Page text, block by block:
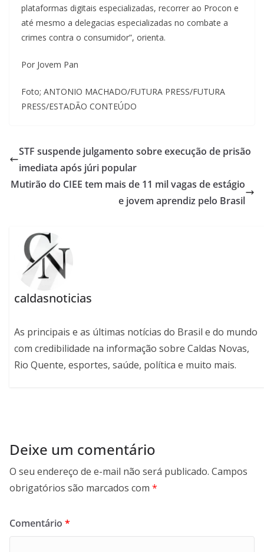
plataformas digitais especializadas, recorrer ao Procon e
até mesmo a delegacias especializadas no combate a
crimes contra o consumidor”, orienta.
Por Jovem Pan
Foto; ANTONIO MACHADO/FUTURA PRESS/FUTURA
PRESS/ESTADÃO CONTEÚDO
STF suspende julgamento sobre execução de prisão
imediata após júri popular
Mutirão do CIEE tem mais de 11 mil vagas de estágio
e jovem aprendiz pelo Brasil
caldasnoticias
As principais e as últimas notícias do Brasil e do mundo
com credibilidade na informação sobre Caldas Novas,
Rio Quente, esportes, saúde, política e muito mais.
Deixe um comentário
O seu endereço de e-mail não será publicado. Campos
obrigatórios são marcados com *
Comentário *